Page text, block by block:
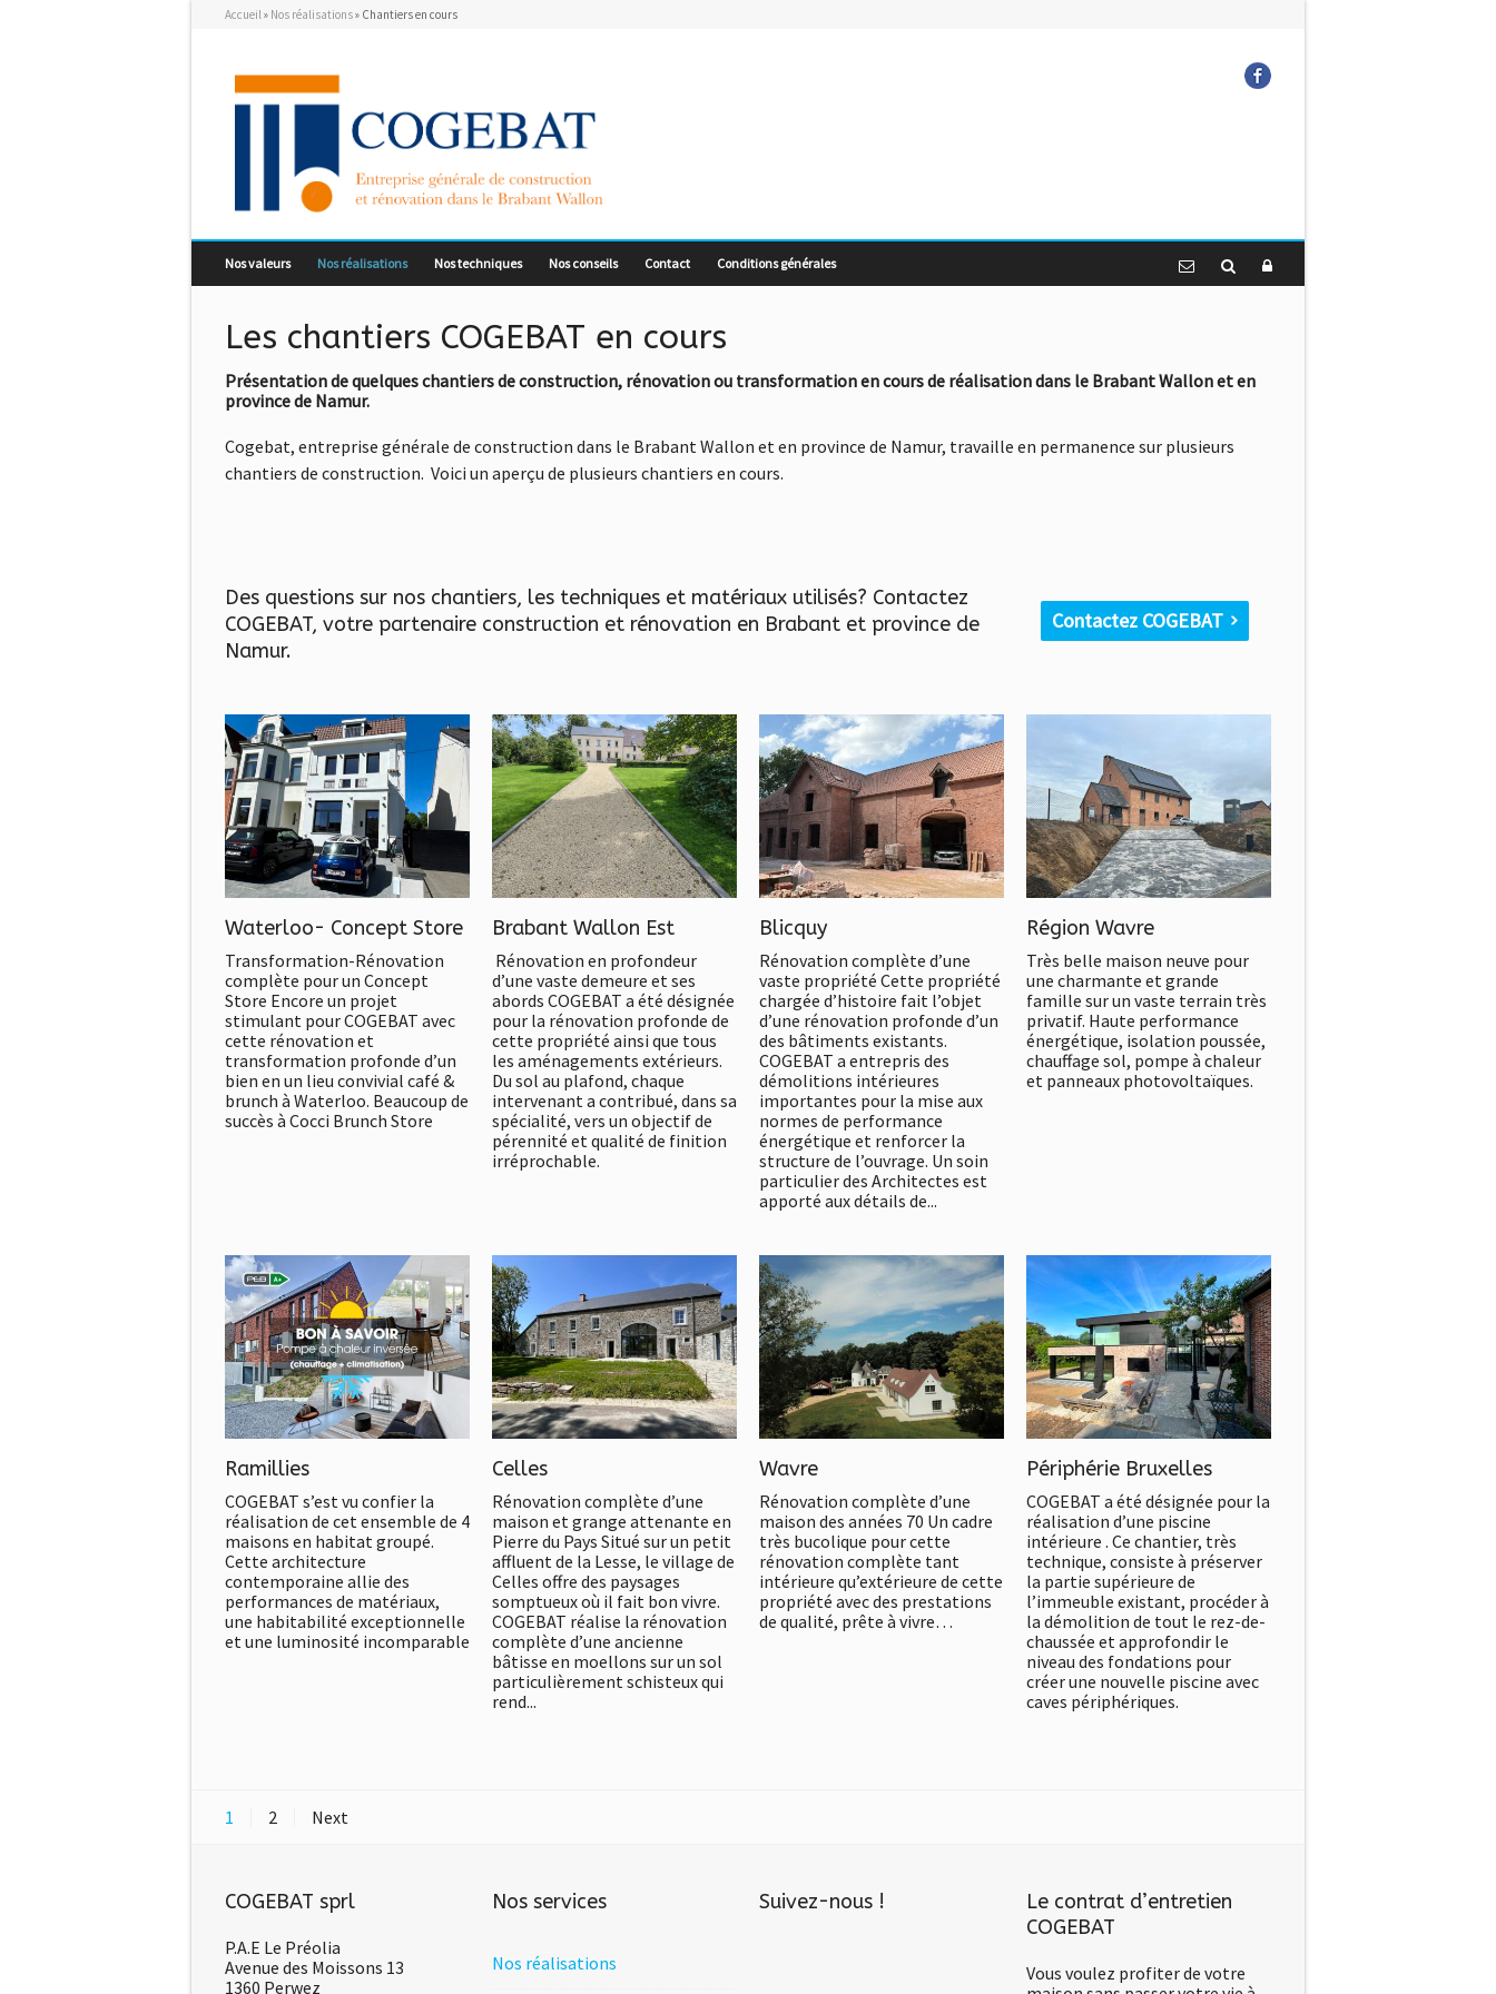
Accueil» Nos réalisations» Chantiers en cours
Nos valeurs Nos réalisations Nos techniques Nos conseils Contact Conditions générales
Les chantiers COGEBAT en cours
Présentation de quelques chantiers de construction, rénovation ou transformation en cours de réalisation dans le Brabant Wallon et en
province de Namur.
Cogebat, entreprise générale de construction dans le Brabant Wallon et en province de Namur, travaille en permanence sur plusieurs
chantiers de construction. Voici un aperçu de plusieurs chantiers en cours.
Des questions sur nos chantiers, les techniques et matériaux utilisés? Contactez
COGEBAT, votre partenaire construction et rénovation en Brabant et province de
Namur.
Contactez COGEBAT
Waterloo- Concept Store
Transformation-Rénovation
complète pour un Concept
Store Encore un projet
stimulant pour COGEBAT avec
cette rénovation et
transformation profonde d’un
bien en un lieu convivial café &
brunch à Waterloo. Beaucoup de
succès à Cocci Brunch Store
Brabant Wallon Est
Rénovation en profondeur
d’une vaste demeure et ses
abords COGEBAT a été désignée
pour la rénovation profonde de
cette propriété ainsi que tous
les aménagements extérieurs.
Du sol au plafond, chaque
intervenant a contribué, dans sa
spécialité, vers un objectif de
pérennité et qualité de finition
irréprochable.
Blicquy
Rénovation complète d’une
vaste propriété Cette propriété
chargée d’histoire fait l’objet
d’une rénovation profonde d’un
des bâtiments existants.
COGEBAT a entrepris des
démolitions intérieures
importantes pour la mise aux
normes de performance
énergétique et renforcer la
structure de l’ouvrage. Un soin
particulier des Architectes est
apporté aux détails de...
Région Wavre
Très belle maison neuve pour
une charmante et grande
famille sur un vaste terrain très
privatif. Haute performance
énergétique, isolation poussée,
chauffage sol, pompe à chaleur
et panneaux photovoltaïques.
Ramillies
COGEBAT s’est vu confier la
réalisation de cet ensemble de 4
maisons en habitat groupé.
Cette architecture
contemporaine allie des
performances de matériaux,
une habitabilité exceptionnelle
et une luminosité incomparable
Celles
Rénovation complète d’une
maison et grange attenante en
Pierre du Pays Situé sur un petit
affluent de la Lesse, le village de
Celles offre des paysages
somptueux où il fait bon vivre.
COGEBAT réalise la rénovation
complète d’une ancienne
bâtisse en moellons sur un sol
particulièrement schisteux qui
rend...
Wavre
Rénovation complète d’une
maison des années 70 Un cadre
très bucolique pour cette
rénovation complète tant
intérieure qu’extérieure de cette
propriété avec des prestations
de qualité, prête à vivre…
Périphérie Bruxelles
COGEBAT a été désignée pour la
réalisation d’une piscine
intérieure . Ce chantier, très
technique, consiste à préserver
la partie supérieure de
l’immeuble existant, procéder à
la démolition de tout le rez-de-
chaussée et approfondir le
niveau des fondations pour
créer une nouvelle piscine avec
caves périphériques.
1 2 Next
COGEBAT sprl
P.A.E Le Préolia
Avenue des Moissons 13
1360 Perwez
Nos services
Nos réalisations
Suivez-nous !
Le contrat d’entretien
COGEBAT
Vous voulez profiter de votre